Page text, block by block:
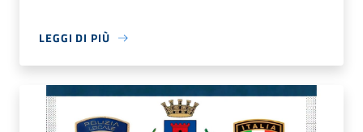
LEGGI DI PIÙ